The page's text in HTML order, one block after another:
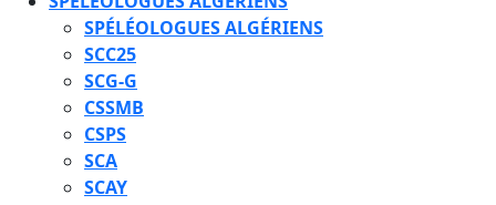
SPÉLÉOLOGUES ALGÉRIENS
SCC25
SCG-G
CSSMB
CSPS
SCA
SCAY